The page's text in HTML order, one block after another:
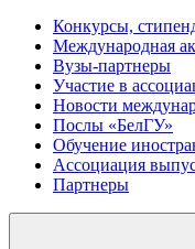
Конкурсы,
Международная
Вузы-партнеры
Участие в
Новости
Послы «БелГУ»
Обучение
Ассоциация
Партнеры